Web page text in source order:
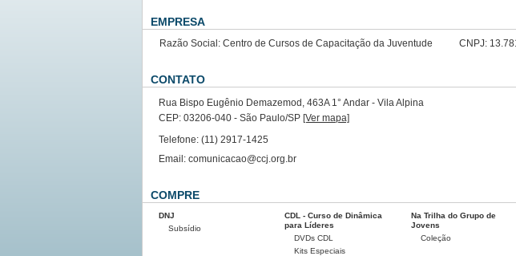
EMPRESA
Razão Social: Centro de Cursos de Capacitação da Juventude CNPJ:
CONTATO
Rua Bispo Eugênio Demazemod, 463A 1° Andar - Vila Alpina
CEP: 03206-040 - São Paulo/SP [Ver mapa]
Telefone: (11) 2917-1425
Email: comunicacao@ccj.org.br
COMPRE
DNJ
Subsídio
CDL - Curso de Dinâmica
para Líderes
DVDs CDL
Kits Especiais
Na Trilha do Grupo de
Jovens
Coleção